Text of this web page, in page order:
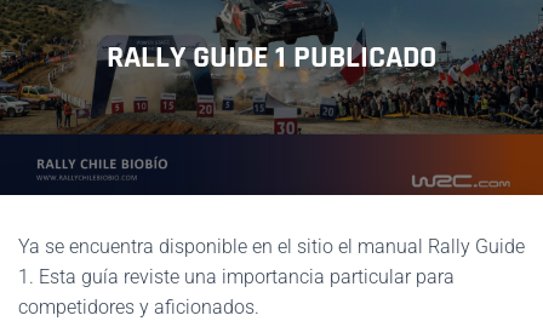
RALLY GUIDE 1 PUBLICADO
Ya se encuentra disponible en el sitio el manual Rally Guide
1. Esta guía reviste una importancia particular para
competidores y aficionados.